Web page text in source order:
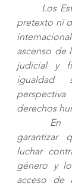
Los
pretexto ni
ascenso de
judicial y
igualdad
derechos
En
garantizar
luchar
género y
acceso de